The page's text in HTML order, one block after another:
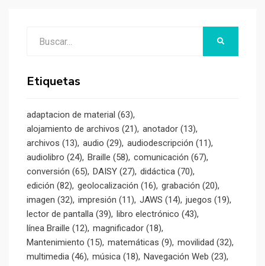
Etiquetas
adaptacion de material (63)
alojamiento de archivos (21) anotador (13)
archivos (13) audio (29) audiodescripción (11)
audiolibro (24) Braille (58) comunicación (67)
conversión (65) DAISY (27) didáctica (70)
edición (82) geolocalización (16) grabación (20)
imagen (32) impresión (11) JAWS (14) juegos (19)
lector de pantalla (39) libro electrónico (43)
línea Braille (12) magnificador (18)
Mantenimiento (15) matemáticas (9) movilidad (32)
multimedia (46) música (18) Navegación Web (23)